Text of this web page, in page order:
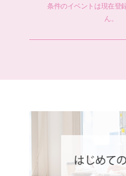
条件のイベントは現在登
ん。